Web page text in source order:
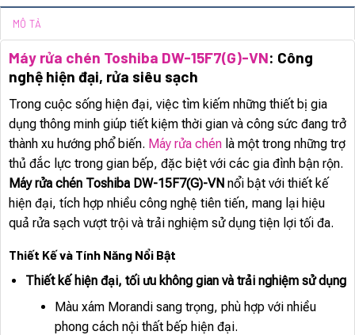
MÔ TẢ
Máy rửa chén Toshiba DW-15F7(G)-VN: Công
nghệ hiện đại, rửa siêu sạch
Trong cuộc sống hiện đại, việc tìm kiếm những thiết bị gia
dụng thông minh giúp tiết kiệm thời gian và công sức đang trở
thành xu hướng phổ biến. Máy rửa chén là một trong những trợ
thủ đắc lực trong gian bếp, đặc biệt với các gia đình bận rộn.
Máy rửa chén Toshiba DW-15F7(G)-VN nổi bật với thiết kế
hiện đại, tích hợp nhiều công nghệ tiên tiến, mang lại hiệu
quả rửa sạch vượt trội và trải nghiệm sử dụng tiện lợi tối đa.
Thiết Kế và Tính Năng Nổi Bật
Thiết kế hiện đại, tối ưu không gian và trải nghiệm sử dụng
Màu xám Morandi sang trọng, phù hợp với nhiều
phong cách nội thất bếp hiện đại.